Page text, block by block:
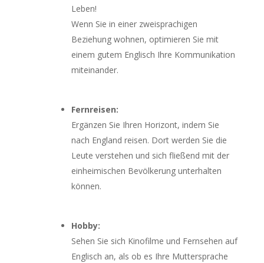
Leben!
Wenn Sie in einer zweisprachigen
Beziehung wohnen, optimieren Sie mit
einem gutem Englisch Ihre Kommunikation
miteinander.
Fernreisen:
Ergänzen Sie Ihren Horizont, indem Sie
nach England reisen. Dort werden Sie die
Leute verstehen und sich fließend mit der
einheimischen Bevölkerung unterhalten
können.
Hobby:
Sehen Sie sich Kinofilme und Fernsehen auf
Englisch an, als ob es Ihre Muttersprache